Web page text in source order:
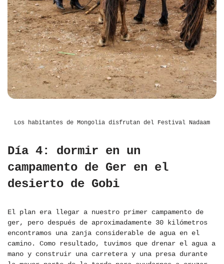
Los habitantes de Mongolia disfrutan del Festival Nadaam
Día 4: dormir en un
campamento de Ger en el
desierto de Gobi
El plan era llegar a nuestro primer campamento de
ger, pero después de aproximadamente 30 kilómetros
encontramos una zanja considerable de agua en el
camino. Como resultado, tuvimos que drenar el agua a
mano y construir una carretera y una presa durante